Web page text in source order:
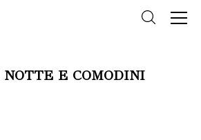
E COMODINI